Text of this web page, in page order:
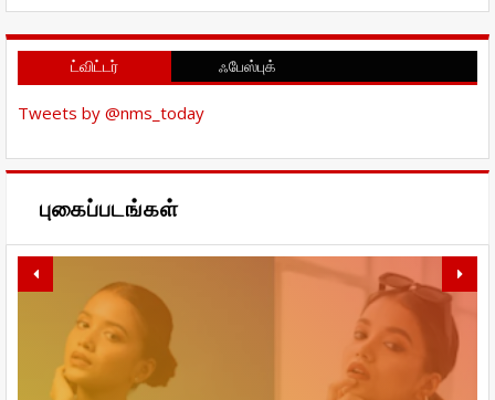
ட்விட்டர் ஃபேஸ்புக்
Tweets by @nms_today
புகைப்படங்கள்
நாமலே சுகாதாரமாக இருந்தால்